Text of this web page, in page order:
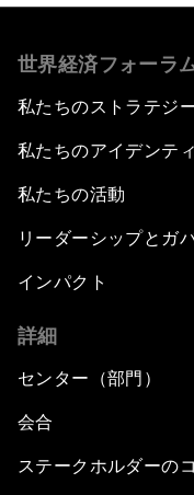
世界経済フォーラ
私たちのストラテジ
私たちのアイデンテ
私たちの活動
リーダーシップとガ
インパクト
詳細
センター（部門）
会合
ステークホルダーの